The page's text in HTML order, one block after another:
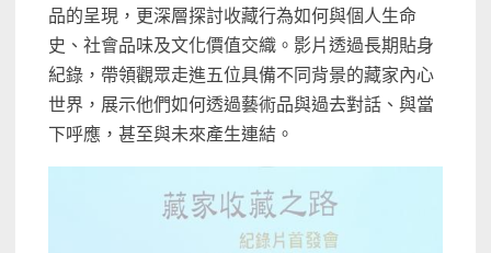
品的呈現，更深層探討收藏行為如何與個人生命
史、社會品味及文化價值交織。影片透過長期貼身
紀錄，帶領觀眾走進五位具備不同背景的藏家內心
世界，展示他們如何透過藝術品與過去對話、與當
下呼應，甚至與未來產生連結。